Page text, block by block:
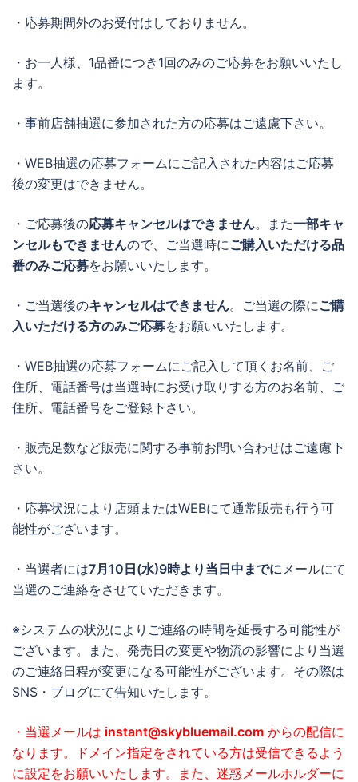
・応募期間外のお受付はしておりません。
・お一人様、1品番につき1回のみのご応募をお願いいたし
ます。
・事前店舗抽選に参加された方の応募はご遠慮下さい。
・WEB抽選の応募フォームにご記入された内容はご応募
後の変更はできません。
・ご応募後の応募キャンセルはできません。また一部キャ
ンセルもできませんので、ご当選時に ご購入いただける品
番のみご応募をお願いいたします。
・ご当選後のキャンセルはできません。ご当選の際に ご購
入いただける方のみご応募をお願いいたします。
・WEB抽選の応募フォームにご記入して頂くお名前、ご
住所、電話番号は当選時にお受け取りする方のお名前、ご
住所、電話番号をご登録下さい。
・販売足数など販売に関する事前お問い合わせはご遠慮下
さい。
・応募状況により店頭またはWEBにて通常販売も行う可
能性がございます。
・当選者には7月10日(水)9時より当日中までに メールにて
当選のご連絡をさせていただきます。
※システムの状況によりご連絡の時間を延長する可能性が
ございます。また、発売日の変更や物流の影響により当選
のご連絡日程が変更になる可能性がございます。その際は
SNS・ブログにて告知いたします。
・当選メールは instant@skybluemail.com からの配信に
なります。ドメイン指定をされている方は受信できるよう
に設定をお願いいたします。また、迷惑メールホルダーに